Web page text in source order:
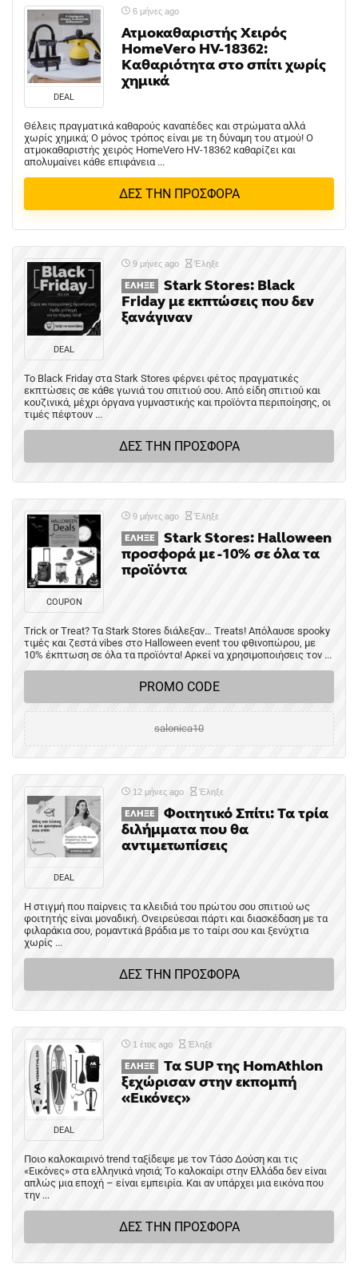
DEAL
6 μήνες ago
Ατμοκαθαριστής Χειρός
HomeVero HV-18362:
Καθαριότητα στο σπίτι χωρίς
χημικά
Θέλεις πραγματικά καθαρούς καναπέδες και στρώματα αλλά
χωρίς χημικά; Ο μόνος τρόπος είναι με τη δύναμη του ατμού! Ο
ατμοκαθαριστής χειρός HomeVero HV-18362 καθαρίζει και
απολυμαίνει κάθε επιφάνεια ...
ΔΕΣ ΤΗΝ ΠΡΟΣΦΟΡΑ
DEAL
9 μήνες ago Έληξε
ΈΛΗΞΕ
Stark Stores: Black
Friday με εκπτώσεις που δεν
ξανάγιναν
Το Black Friday στα Stark Stores φέρνει φέτος πραγματικές
εκπτώσεις σε κάθε γωνιά του σπιτιού σου. Από είδη σπιτιού και
κουζινικά, μέχρι όργανα γυμναστικής και προϊόντα περιποίησης, οι
τιμές πέφτουν ...
ΔΕΣ ΤΗΝ ΠΡΟΣΦΟΡΑ
COUPON
9 μήνες ago Έληξε
ΈΛΗΞΕ
Stark Stores: Halloween
προσφορά με -10% σε όλα τα
προϊόντα
Trick or Treat? Τα Stark Stores διάλεξαν… Treats! Απόλαυσε spooky
τιμές και ζεστά vibes στο Halloween event του φθινοπώρου, με
10% έκπτωση σε όλα τα προϊόντα! Αρκεί να χρησιμοποιήσεις τον ...
PROMO CODE
salonica10
DEAL
12 μήνες ago Έληξε
ΈΛΗΞΕ
Φοιτητικό Σπίτι: Τα τρία
διλήμματα που θα
αντιμετωπίσεις
Η στιγμή που παίρνεις τα κλειδιά του πρώτου σου σπιτιού ως
φοιτητής είναι μοναδική. Ονειρεύεσαι πάρτι και διασκέδαση με τα
φιλαράκια σου, ρομαντικά βράδια με το ταίρι σου και ξενύχτια
χωρίς ...
ΔΕΣ ΤΗΝ ΠΡΟΣΦΟΡΑ
DEAL
1 έτος ago Έληξε
ΈΛΗΞΕ
Τα SUP της HomAthlon
ξεχώρισαν στην εκπομπή
«Εικόνες»
Ποιο καλοκαιρινό trend ταξίδεψε με τον Τάσο Δούση και τις
«Εικόνες» στα ελληνικά νησιά; Το καλοκαίρι στην Ελλάδα δεν είναι
απλώς μια εποχή – είναι εμπειρία. Και αν υπάρχει μια εικόνα που
την ...
ΔΕΣ ΤΗΝ ΠΡΟΣΦΟΡΑ